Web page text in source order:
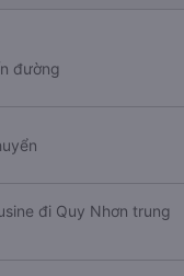
đường
đi Quy Nhơn trung